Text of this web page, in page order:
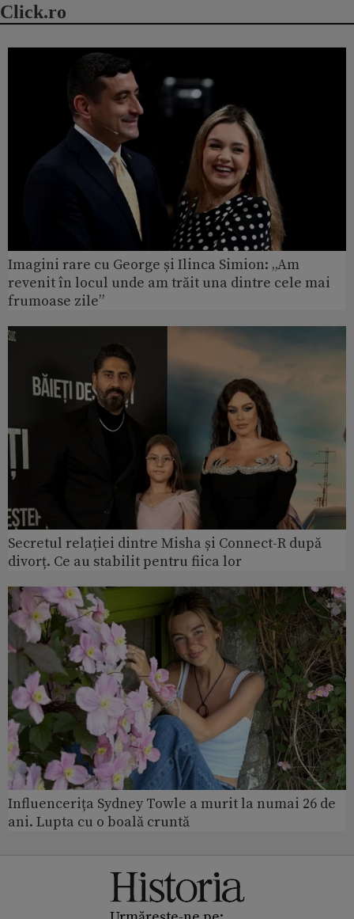
Click.ro
Imagini rare cu George și Ilinca Simion: „Am
revenit în locul unde am trăit una dintre cele mai
frumoase zile”
Secretul relației dintre Misha și Connect-R după
divorț. Ce au stabilit pentru fiica lor
Influencerița Sydney Towle a murit la numai 26 de
ani. Lupta cu o boală cruntă